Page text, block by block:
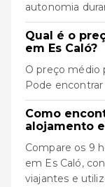
autonomia
Qual é o
em Es Caló?
O preço médio
Pode
Como
alojamento
Compare os 9
em Es Caló,
viajantes e